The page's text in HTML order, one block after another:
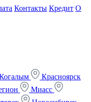
Контакты Кредит О
Красноярск
Миасс